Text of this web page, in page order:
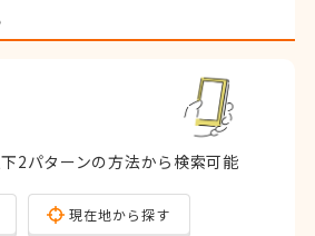
2パターンの方法から検索可能
現在地から探す